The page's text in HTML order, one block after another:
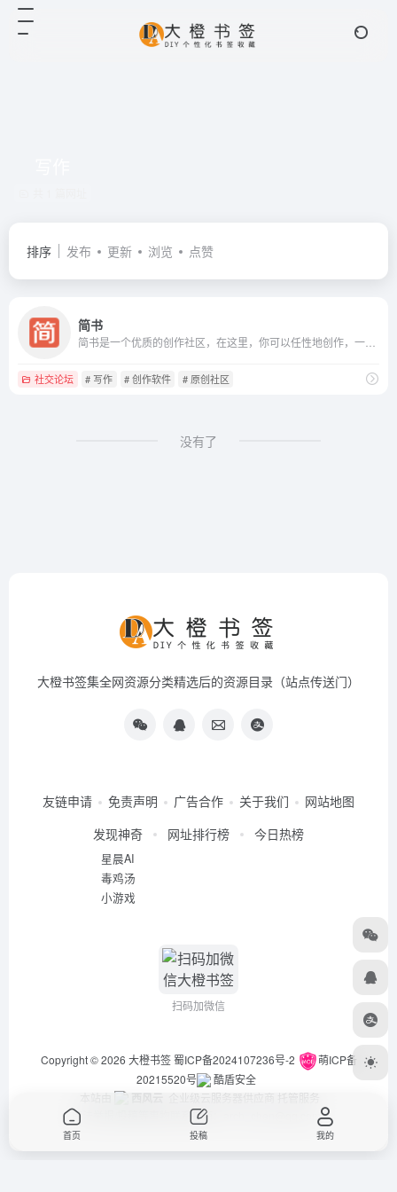
排序 发布 更新 浏览 点赞
简书
社交论坛 # 写作 # 创作软件 # 原创社区
没有了
大橙书签集全网资源分类精选后的资源目录（站点传送门）
友链申请 免责声明 广告合作 关于我们
网站地图
发现神奇
星晨AI
毒鸡汤
小游戏
网址排行榜 今日热榜
扫码加微信
Copyright © 2026 大橙书签 蜀ICP备2024107236号-2
萌ICP备
20215520号
酷盾安全
本站由
西风云 企业级云服务器供应商 托管服务
违法举报/投稿等事物联系邮箱：arch_chen@qq.com
首页 投稿 我的